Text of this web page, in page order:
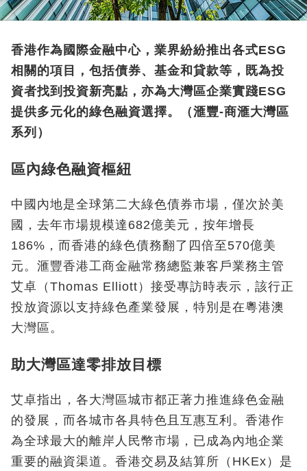
香港作為國際金融中心，業界紛紛推出各式ESG
相關的項目，包括債券、基金和貸款等，既為投
資者找到投資新亮點，亦為大灣區企業實踐ESG
提供多元化的綠色融資選擇。（滙豐-商滙大灣區
系列）
區內綠色融資樞紐
中國內地是全球第二大綠色債券市場，僅次於美
國，去年市場規模達682億美元，按年增長
186%，而香港的綠色債務翻了四倍至570億美
元。滙豐香港工商金融常務總監兼客戶業務主管
艾卓（Thomas Elliott）接受專訪時表示，該行正
投放資源以支持綠色產業發展，特別是在粵港澳
大灣區。
助大灣區達零排放目標
艾卓指出，各大灣區城市都正著力推進綠色金融
的發展，而各城市各具特色且互惠互利。香港作
為全球最大的離岸人民幣市場，已成為內地企業
重要的融資渠道。香港交易及結算所（HKEx）是